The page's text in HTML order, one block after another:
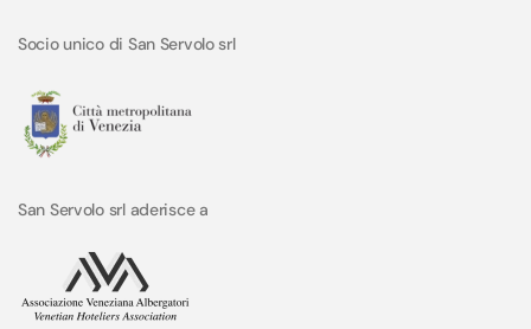
Socio unico di San Servolo srl
San Servolo srl aderisce a